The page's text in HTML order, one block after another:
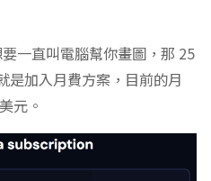
一直叫電腦幫你畫圖，那 25
是加入月費方案，目前的月
元。